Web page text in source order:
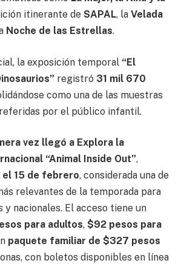
itinerante de SAPAL, la Velada
Noche de las Estrellas.
la exposición temporal “El
registró 31 mil 670
como una de las muestras
por el público infantil.
vez llegó a Explora la
“Animal Inside Out”,
el 15 de febrero, considerada una de
relevantes de la temporada para
nacionales. El acceso tiene un
para adultos, $92 pesos para
paquete familiar de $327 pesos
con boletos disponibles en línea